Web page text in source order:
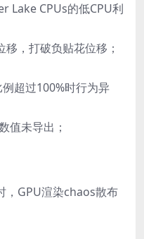
Lake CPUs的低CPU利
，打破负贴花位移；
超过100%时行为异
值未导出；
，GPU渲染chaos散布